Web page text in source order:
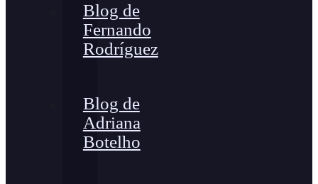
Blog de
Fernando
Rodríguez
Blog de
Adriana
Botelho